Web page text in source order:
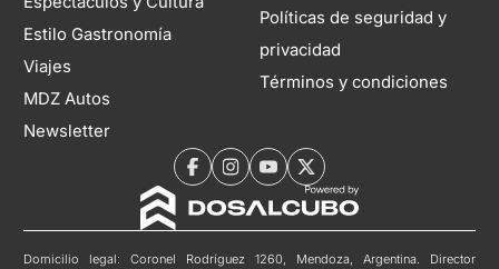
Estilo Gastronomía
Viajes
MDZ Autos
Newsletter
Políticas de seguridad y
privacidad
Términos y condiciones
Domicilio legal: Coronel Rodríguez 1260, Mendoza, Argentina. Director